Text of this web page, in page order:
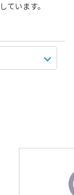
ています。